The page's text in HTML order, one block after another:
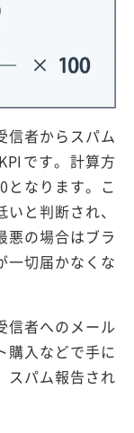
信者からスパム
です。計算方
なります。こ
と判断され、
悪の場合はブラ
一切届かなくな
信者へのメール
購入などで手に
スパム報告され